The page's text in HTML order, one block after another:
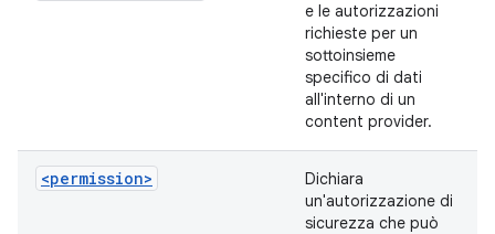
e le autorizzazioni
richieste per un
sottoinsieme
specifico di dati
all'interno di un
content provider.
<permission>
Dichiara
un'autorizzazione di
sicurezza che può